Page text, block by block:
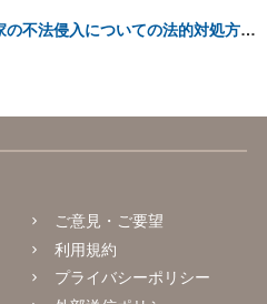
賃貸契約更新拒否と大家の不法侵入についての法的対処方法は？
ご意見・ご要望
利用規約
プライバシーポリシー